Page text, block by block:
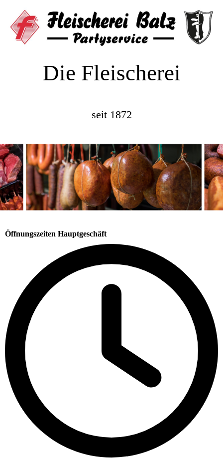
Die Fleischerei
seit 1872
Öffnungszeiten Hauptgeschäft